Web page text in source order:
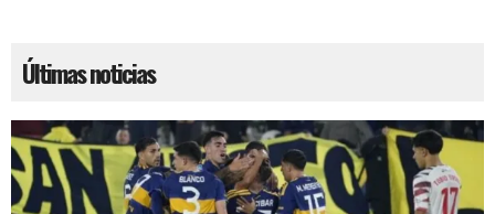
Últimas noticias